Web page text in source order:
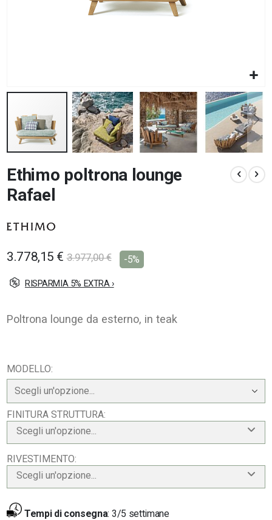
all'inizio
della
galleria
immagini
Ethimo poltrona lounge
Rafael
3.778,15 € 3.977,00 € -5%
RISPARMIA 5% EXTRA ›
Poltrona lounge da esterno, in teak
MODELLO
FINITURA STRUTTURA
Scegli un'opzione...
RIVESTIMENTO
Scegli un'opzione...
Tempi di consegna: 3/5 settimane